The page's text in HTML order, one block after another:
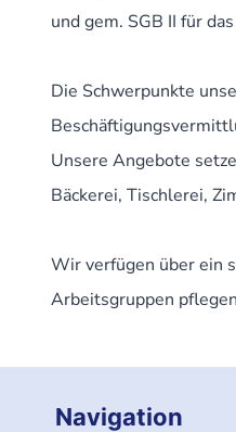
und gem. SGB II für
Die Schwerpunkte
Unsere Angebote
Bäckerei, Tischlerei,
Wir verfügen über ein
Arbeitsgruppen
Navigation